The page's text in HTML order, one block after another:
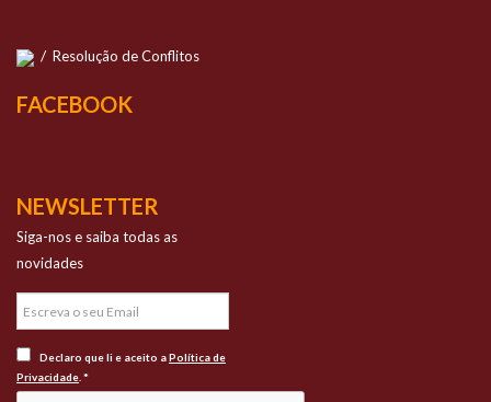
/ Resolução de Conflitos
FACEBOOK
NEWSLETTER
Siga-nos e saiba todas as
novidades
Declaro que li e aceito aPolítica de
Privacidade . *